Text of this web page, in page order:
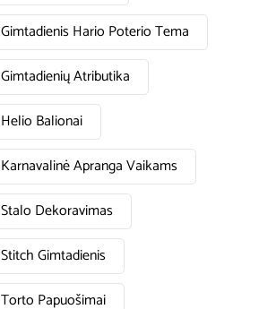
Gimtadienis Hario Poterio Tema
Gimtadienių Atributika
Helio Balionai
Karnavalinė Apranga Vaikams
Stalo Dekoravimas
Stitch Gimtadienis
Torto Papuošimai